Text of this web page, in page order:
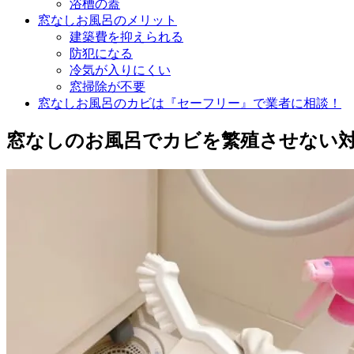
浴槽の蓋
窓なしお風呂のメリット
建築費を抑えられる
防犯になる
冷気が入りにくい
窓掃除が不要
窓なしお風呂のカビは『セーフリー』で業者に相談！
窓なしのお風呂でカビを繁殖させない